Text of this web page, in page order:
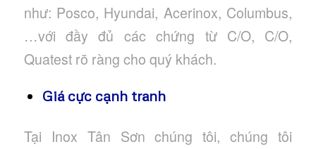
như: Posco, Hyundai, Acerinox, Columbus,
…với đầy đủ các chứng từ C/O, C/O,
Quatest rõ ràng cho quý khách.
Giá cực cạnh tranh
Tại Inox Tân Sơn chúng tôi, chúng tôi